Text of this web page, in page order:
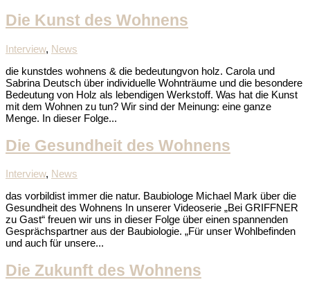
Die Kunst des Wohnens
Interview, News
die kunstdes wohnens & die bedeutungvon holz. Carola und
Sabrina Deutsch über individuelle Wohnträume und die besondere
Bedeutung von Holz als lebendigen Werkstoff. Was hat die Kunst
mit dem Wohnen zu tun? Wir sind der Meinung: eine ganze
Menge. In dieser Folge...
Die Gesundheit des Wohnens
Interview, News
das vorbildist immer die natur. Baubiologe Michael Mark über die
Gesundheit des Wohnens In unserer Videoserie „Bei GRIFFNER
zu Gast“ freuen wir uns in dieser Folge über einen spannenden
Gesprächspartner aus der Baubiologie. „Für unser Wohlbefinden
und auch für unsere...
Die Zukunft des Wohnens